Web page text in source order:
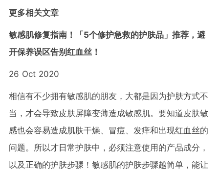
更多相关文章
敏感肌修复指南！「5个修护急救的护肤品」推荐，避
开保养误区告别红血丝！
26 Oct 2020
相信有不少拥有敏感肌的朋友，大都是因为护肤方式不
当，才会导致皮肤屏障变薄造成敏感肌。要知道皮肤敏
感也会容易造成肌肤干燥、冒痘、发痒和出现红血丝的
问题。所以才日常护肤中，必须注意使用的产品成分，
以及正确的护肤步骤！敏感肌的护肤步骤越简单，能让